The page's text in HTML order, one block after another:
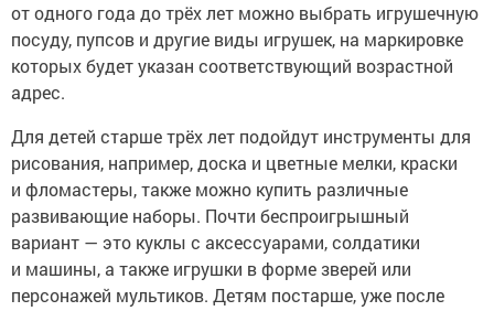
от одного года до трёх лет можно выбрать игрушечную
посуду, пупсов и другие виды игрушек, на маркировке
которых будет указан соответствующий возрастной
адрес.
Для детей старше трёх лет подойдут инструменты для
рисования, например, доска и цветные мелки, краски
и фломастеры, также можно купить различные
развивающие наборы. Почти беспроигрышный
вариант — это куклы с аксессуарами, солдатики
и машины, а также игрушки в форме зверей или
персонажей мультиков. Детям постарше, уже после